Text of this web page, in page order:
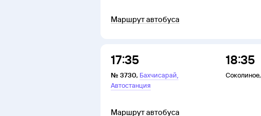
Маршрут автобуса
17:35
№ 3730, Бахчисарай,
Автостанция
18:35
Соколиное,
Маршрут автобуса